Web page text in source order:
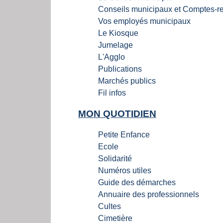
Conseils municipaux et Comptes-
Vos employés municipaux
Le Kiosque
Jumelage
L'Agglo
Publications
Marchés publics
Fil infos
MON QUOTIDIEN
Petite Enfance
Ecole
Solidarité
Numéros utiles
Guide des démarches
Annuaire des professionnels
Cultes
Cimetière